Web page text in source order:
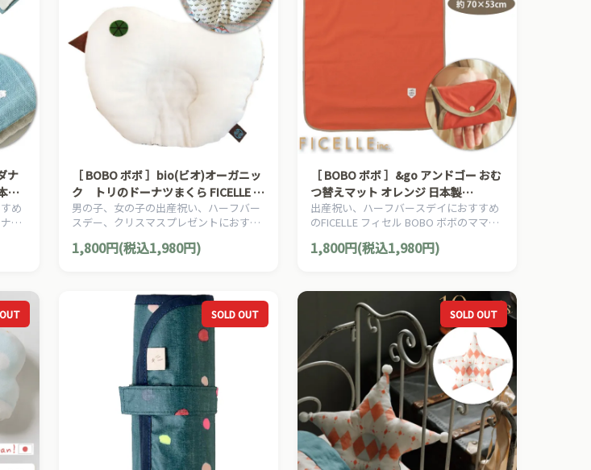
ナ
製
け
め
チ
［ BOBO ボボ ］bio(ビオ)オーガニッ
ク トリのドーナツまくら FICELLE フ
ィセル 日本製 お昼寝 赤ちゃん 枕
男の子、女の子の出産祝い、ハーフバー
スデー、クリスマスプレゼントにおすす
す。
1,800円(税込1,980円)
［ BOBO ボボ ］&go アンドゴー おむ
つ替えマット オレンジ 日本製
FICELLE フィセル 撥水 ナイロン コン
パクト レジャーシート
出産祝い、ハーフバースデイにおすすめ
のFICELLE フィセル BOBO ボボのママ＆
1,800円(税込1,980円)
SOLD OUT SOLD OUT